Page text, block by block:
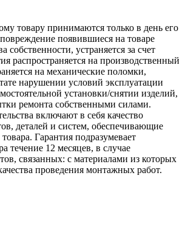
товару принимаются только в день его
появившиеся на товаре
собственности, устраняется за счет
распространяется на производственный
на механические поломки,
нарушении условий эксплуатации
установки/снятии изделий,
ремонта собственными силами.
включают в себя качество
деталей и систем, обеспечивающие
Гарантия подразумевает
течение 12 месяцев, в случае
связанных: с материалами из которых
проведения монтажных работ.